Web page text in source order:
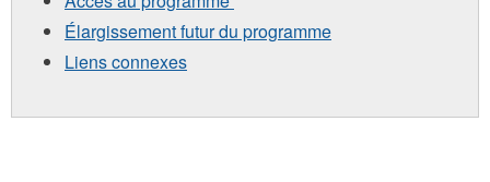
Élargissement futur du programme
Liens connexes